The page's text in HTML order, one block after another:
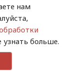
нам
узнать больше.